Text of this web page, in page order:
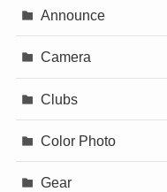
Announce
Camera
Clubs
Color Photo
Gear